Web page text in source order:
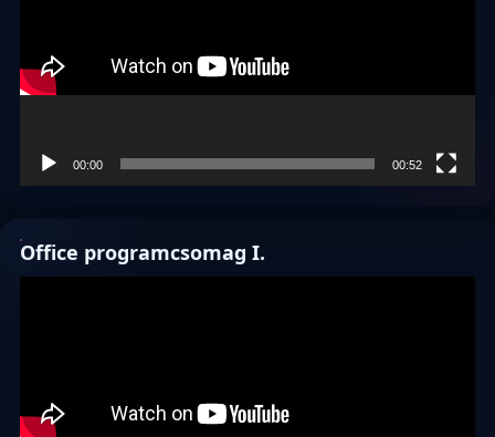
00:00 00:52
Office programcsomag I.